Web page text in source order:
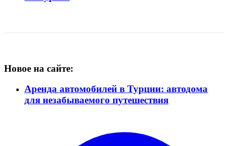
Новое на сайте:
Аренда автомобилей в Турции: автодома
для незабываемого путешествия